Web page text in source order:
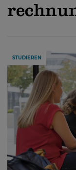
STUDIEREN